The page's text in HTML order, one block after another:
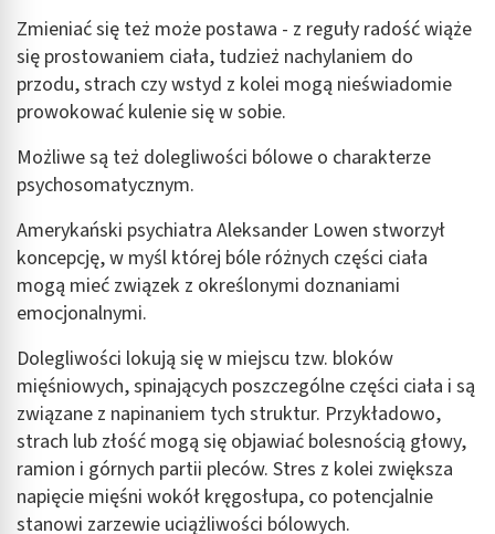
Zmieniać się też może postawa - z reguły radość wiąże
się prostowaniem ciała, tudzież nachylaniem do
przodu, strach czy wstyd z kolei mogą nieświadomie
prowokować kulenie się w sobie.
Możliwe są też dolegliwości bólowe o charakterze
psychosomatycznym.
Amerykański psychiatra Aleksander Lowen stworzył
koncepcję, w myśl której bóle różnych części ciała
mogą mieć związek z określonymi doznaniami
emocjonalnymi.
Dolegliwości lokują się w miejscu tzw. bloków
mięśniowych, spinających poszczególne części ciała i są
związane z napinaniem tych struktur. Przykładowo,
strach lub złość mogą się objawiać bolesnością głowy,
ramion i górnych partii pleców. Stres z kolei zwiększa
napięcie mięśni wokół kręgosłupa, co potencjalnie
stanowi zarzewie uciążliwości bólowych.